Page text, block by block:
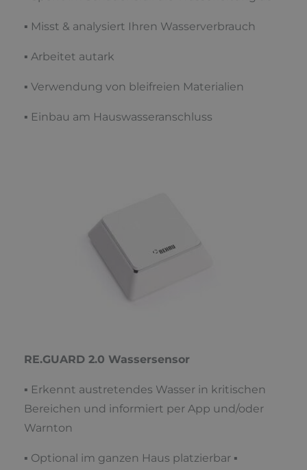
▪ Misst & analysiert Ihren Wasserverbrauch
▪ Arbeitet autark
▪ Verwendung von bleifreien Materialien
▪ Einbau am Hauswasseranschluss
RE.GUARD 2.0 Wassersensor
▪ Erkennt austretendes Wasser in kritischen
Bereichen und informiert per App und/oder
Warnton
▪ Optional im ganzen Haus platzierbar ▪